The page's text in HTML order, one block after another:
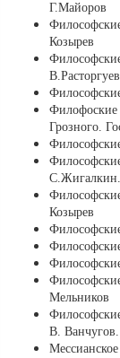
Г.Майоров
Козырев
В.Расторгуев
Филофоские
Грозного.
С.Жигалкин.
Козырев
Мельников
В. Ванчугов.